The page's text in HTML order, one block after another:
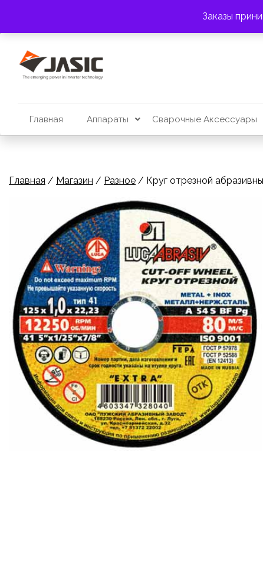
Заказы
содержимому
Главная Аппараты Сварочные Аксессуары
Главная / Магазин / Разное / Круг отрезной